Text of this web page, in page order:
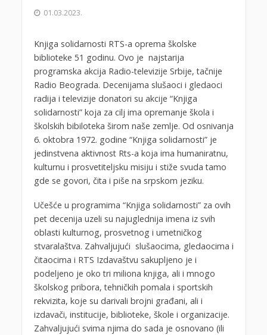
01.03.2023.
Knjiga solidarnosti RTS-a oprema školske
biblioteke 51 godinu. Ovo je najstarija
programska akcija Radio-televizije Srbije, tačnije
Radio Beograda. Decenijama slušaoci i gledaoci
radija i televizije donatori su akcije “Knjiga
solidarnosti” koja za cilj ima opremanje škola i
školskih bibiloteka širom naše zemlje. Od osnivanja
6. oktobra 1972. godine “Knjiga solidarnosti” je
jedinstvena aktivnost Rts-a koja ima humaniratnu,
kulturnu i prosvetiteljsku misiju i stiže svuda tamo
gde se govori, čita i piše na srpskom jeziku.
Učešće u programima “Knjiga solidarnosti” za ovih
pet decenija uzeli su najuglednija imena iz svih
oblasti kulturnog, prosvetnog i umetničkog
stvaralaštva. Zahvaljujući slušaocima, gledaocima i
čitaocima i RTS Izdavaštvu sakupljeno je i
podeljeno je oko tri miliona knjiga, ali i mnogo
školskog pribora, tehničkih pomala i sportskih
rekvizita, koje su darivali brojni građani, ali i
izdavači, institucije, biblioteke, škole i organizacije.
Zahvaljujući svima njima do sada je osnovano (ili